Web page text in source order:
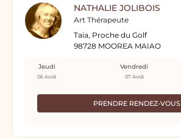
NATHALIE JOLIBOIS
Art Thérapeute
Taia, Proche du Golf
98728 MOOREA MAIAO
PRENDRE RENDEZ-VOUS
Jeudi
06 Août
Vendredi
07 Août